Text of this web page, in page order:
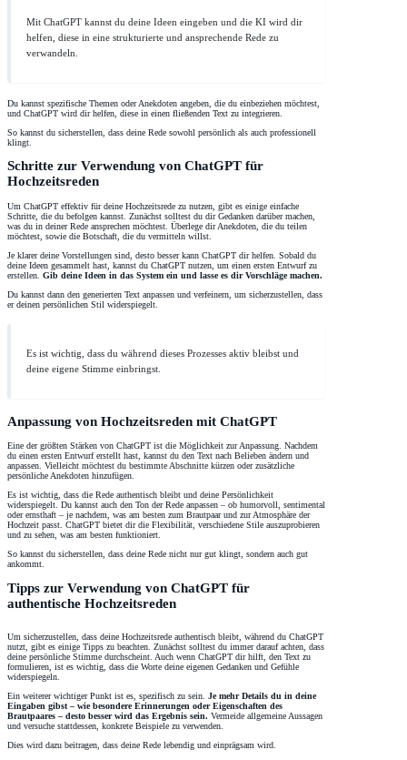
Mit ChatGPT kannst du deine Ideen eingeben und die KI wird dir
helfen, diese in eine strukturierte und ansprechende Rede zu
verwandeln.
Du kannst spezifische Themen oder Anekdoten angeben, die du einbeziehen möchtest,
und ChatGPT wird dir helfen, diese in einen fließenden Text zu integrieren.
So kannst du sicherstellen, dass deine Rede sowohl persönlich als auch professionell
klingt.
Schritte zur Verwendung von ChatGPT für
Hochzeitsreden
Um ChatGPT effektiv für deine Hochzeitsrede zu nutzen, gibt es einige einfache
Schritte, die du befolgen kannst. Zunächst solltest du dir Gedanken darüber machen,
was du in deiner Rede ansprechen möchtest. Überlege dir Anekdoten, die du teilen
möchtest, sowie die Botschaft, die du vermitteln willst.
Je klarer deine Vorstellungen sind, desto besser kann ChatGPT dir helfen. Sobald du
deine Ideen gesammelt hast, kannst du ChatGPT nutzen, um einen ersten Entwurf zu
erstellen. Gib deine Ideen in das System ein und lasse es dir Vorschläge machen.
Du kannst dann den generierten Text anpassen und verfeinern, um sicherzustellen, dass
er deinen persönlichen Stil widerspiegelt.
Es ist wichtig, dass du während dieses Prozesses aktiv bleibst und
deine eigene Stimme einbringst.
Anpassung von Hochzeitsreden mit ChatGPT
Eine der größten Stärken von ChatGPT ist die Möglichkeit zur Anpassung. Nachdem
du einen ersten Entwurf erstellt hast, kannst du den Text nach Belieben ändern und
anpassen. Vielleicht möchtest du bestimmte Abschnitte kürzen oder zusätzliche
persönliche Anekdoten hinzufügen.
Es ist wichtig, dass die Rede authentisch bleibt und deine Persönlichkeit
widerspiegelt. Du kannst auch den Ton der Rede anpassen – ob humorvoll, sentimental
oder ernsthaft – je nachdem, was am besten zum Brautpaar und zur Atmosphäre der
Hochzeit passt. ChatGPT bietet dir die Flexibilität, verschiedene Stile auszuprobieren
und zu sehen, was am besten funktioniert.
So kannst du sicherstellen, dass deine Rede nicht nur gut klingt, sondern auch gut
ankommt.
Tipps zur Verwendung von ChatGPT für
authentische Hochzeitsreden
Um sicherzustellen, dass deine Hochzeitsrede authentisch bleibt, während du ChatGPT
nutzt, gibt es einige Tipps zu beachten. Zunächst solltest du immer darauf achten, dass
deine persönliche Stimme durchscheint. Auch wenn ChatGPT dir hilft, den Text zu
formulieren, ist es wichtig, dass die Worte deine eigenen Gedanken und Gefühle
widerspiegeln.
Ein weiterer wichtiger Punkt ist es, spezifisch zu sein. Je mehr Details du in deine
Eingaben gibst – wie besondere Erinnerungen oder Eigenschaften des
Brautpaares – desto besser wird das Ergebnis sein. Vermeide allgemeine Aussagen
und versuche stattdessen, konkrete Beispiele zu verwenden.
Dies wird dazu beitragen, dass deine Rede lebendig und einprägsam wird.